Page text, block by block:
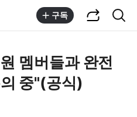
구독
멤버들과 완전
중"(공식)